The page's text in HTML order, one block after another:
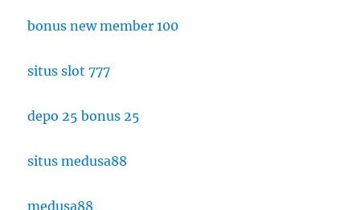
bonus new member 100
situs slot 777
depo 25 bonus 25
situs medusa88
medusa88